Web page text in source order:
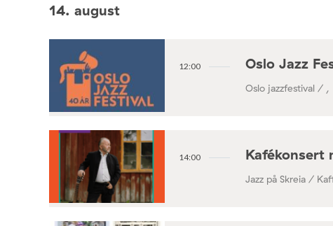
14. august
12:00 Oslo Jazz
Oslo jazzfestival / ,
14:00 Kafékonsert
Jazz på Skreia /